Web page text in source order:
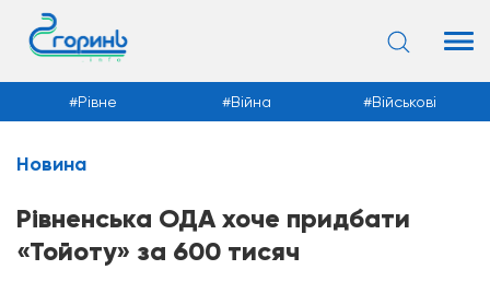
Новини
Рівне Війна Військові
Новина
Рівненська ОДА хоче придбати
«Тойоту» за 600 тисяч